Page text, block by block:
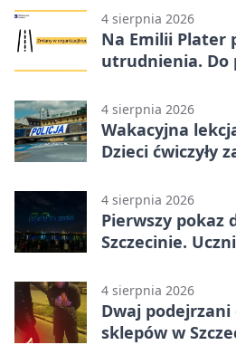
4 sierpnia 2026
Na Emilii Plater
utrudnienia. Do
4 sierpnia 2026
Wakacyjna
Dzieci ćwiczyły
4 sierpnia 2026
Pierwszy pokaz
Szczecinie.
4 sierpnia 2026
Dwaj podejrzani
sklepów w